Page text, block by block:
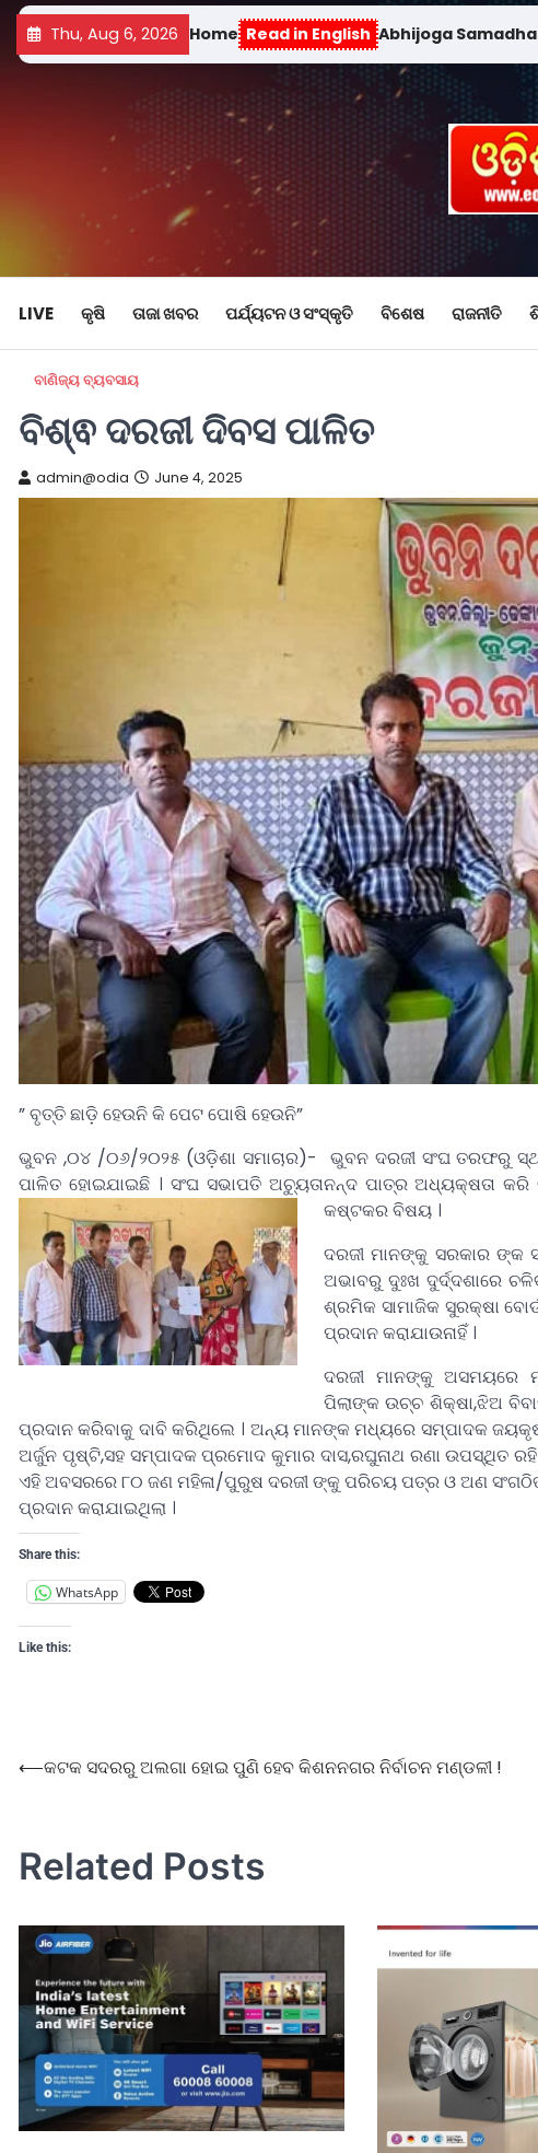
Thu, Aug 6, 2026 Home Read in English Abhijoga
LIVE କୃଷି ତାଜା ଖବର ପର୍ଯ୍ୟଟନ ଓ ସଂସ୍କୃତି ବିଶେଷ ରାଜନୀତି
ବାଣିଜ୍ୟ ବ୍ୟବସାୟ
ବିଶ୍ଵ ଦରଜୀ ଦିବସ ପାଳିତ
admin@odia June 4, 2025
” ବୃତ୍ତି ଛାଡ଼ି ହେଉନି କି ପେଟ ପୋଷି ହେଉନି”
ଭୁବନ ,୦୪ /୦୬/୨୦୨୫ (ଓଡ଼ିଶା ସମାଚାର)- ଭୁବନ ଦରଜୀ ସଂଘ ତରଫରୁ
ପାଳିତ ହୋଇଯାଇଛି । ସଂଘ ସଭାପତି ଅଚ୍ୟୁତାନନ୍ଦ ପାତ୍ର ଅଧ୍ୟକ୍ଷତା
କଷ୍ଟକର ବିଷୟ ।
ଦରଜୀ ମାନଙ୍କୁ ସରକାର ଙ୍କ
ଅଭାବରୁ ଦୁଃଖ ଦୁର୍ଦ୍ଦଶାରେ
ଶ୍ରମିକ ସାମାଜିକ ସୁରକ୍ଷା
ପ୍ରଦାନ କରାଯାଉନାହିଁ ।
ଦରଜୀ ମାନଙ୍କୁ ଅସମୟରେ
ପିଲାଙ୍କ ଉଚ୍ଚ ଶିକ୍ଷା,ଝିଅ
ପ୍ରଦାନ କରିବାକୁ ଦାବି କରିଥିଲେ । ଅନ୍ୟ ମାନଙ୍କ ମଧ୍ୟରେ ସମ୍ପାଦକ
ଅର୍ଜୁନ ପୃଷ୍ଟି,ସହ ସମ୍ପାଦକ ପ୍ରମୋଦ କୁମାର ଦାସ,ରଘୁନାଥ ରଣା ଉପସ୍ଥିତ
ଏହି ଅବସରରେ ୮୦ ଜଣ ମହିଳା/ପୁରୁଷ ଦରଜୀ ଙ୍କୁ ପରିଚୟ ପତ୍ର ଓ ଅଣ
ପ୍ରଦାନ କରାଯାଇଥିଲା ।
Share this:
WhatsApp
Like this:
⟵କଟକ ସଦରରୁ ଅଲଗା ହୋଇ ପୁଣି ହେବ କିଶନନଗର ନିର୍ବାଚନ ମଣ୍ଡଳୀ !
Related Posts